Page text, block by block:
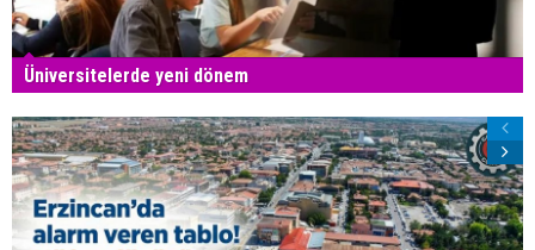
Üniversitelerde yeni dönem